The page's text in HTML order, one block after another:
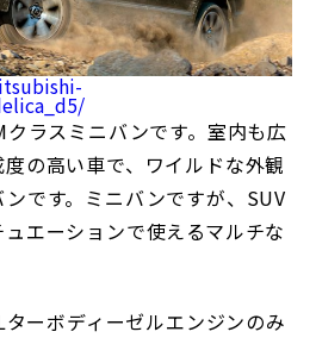
ラスミニバンです。室内も広
の高い車で、ワイルドな外観
です。ミニバンですが、SUV
エーションで使えるマルチな
ーボディーゼルエンジンのみ